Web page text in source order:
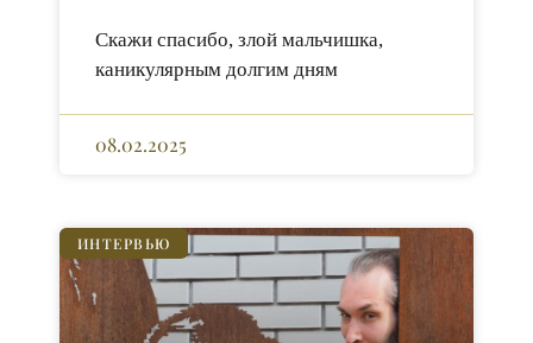
Скажи спасибо, злой мальчишка,
каникулярным долгим дням
08.02.2025
ИНТЕРВЬЮ